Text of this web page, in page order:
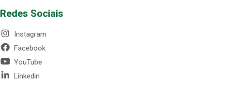
Redes Sociais
Instagram
Facebook
YouTube
Linkedin